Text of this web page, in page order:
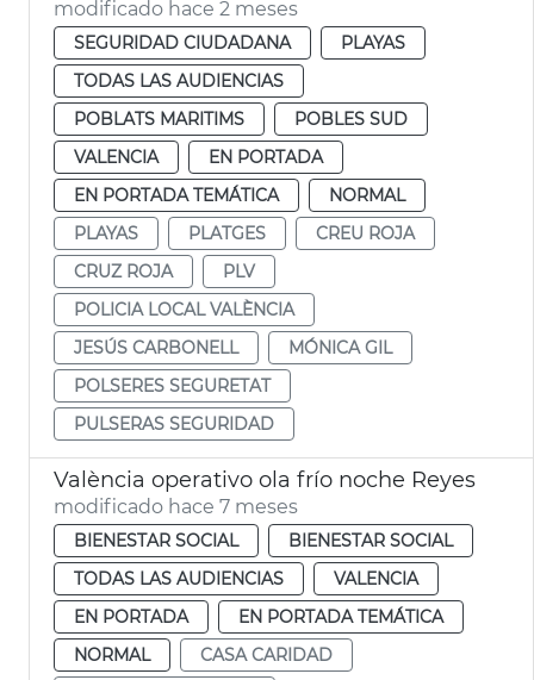
modificado hace 2 meses
SEGURIDAD CIUDADANA
PLAYAS
TODAS LAS AUDIENCIAS
POBLATS MARITIMS
POBLES SUD
VALENCIA
EN PORTADA
EN PORTADA TEMÁTICA
NORMAL
PLAYAS
PLATGES
CREU ROJA
CRUZ ROJA
PLV
POLICIA LOCAL VALÈNCIA
JESÚS CARBONELL
MÓNICA GIL
POLSERES SEGURETAT
PULSERAS SEGURIDAD
València operativo ola frío noche Reyes
modificado hace 7 meses
BIENESTAR SOCIAL
BIENESTAR SOCIAL
TODAS LAS AUDIENCIAS
VALENCIA
EN PORTADA
EN PORTADA TEMÁTICA
NORMAL
CASA CARIDAD